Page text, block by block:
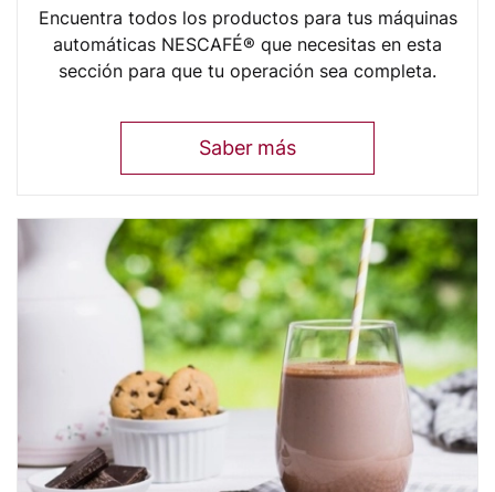
Encuentra todos los productos para tus máquinas
automáticas NESCAFÉ® que necesitas en esta
sección para que tu operación sea completa.
Saber más